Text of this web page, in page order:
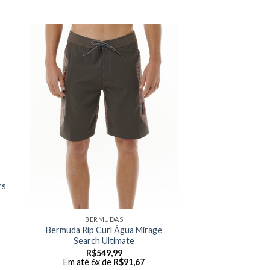
BERMUDAS
Bermuda Rip Curl Água Mirage
Search Ultimate
R$549,99
Em até 6x de R$91,67